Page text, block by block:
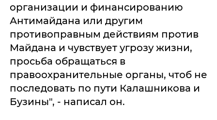
организации и финансированию
Антимайдана или другим
противоправным действиям против
Майдана и чувствует угрозу жизни,
просьба обращаться в
правоохранительные органы, чтоб не
последовать по пути Калашникова и
Бузины", - написал он.